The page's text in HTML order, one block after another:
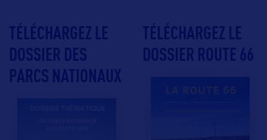
TÉLÉCHARGEZ LE
DOSSIER DES
PARCS NATIONAUX
TÉLÉCHARGEZ LE
DOSSIER ROUTE 66